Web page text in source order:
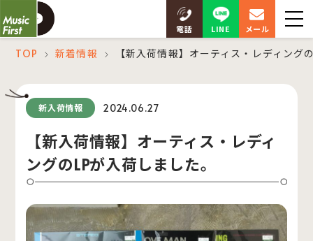
電話 LINE メール
TOP ＞ 新着情報 ＞ 【新入荷情報】オーティス・レディング
新入荷情報 2024.06.27
【新入荷情報】オーティス・レディ
ングのLPが入荷しました。